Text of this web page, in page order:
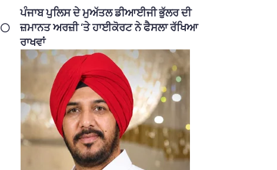
ਪੰਜਾਬ ਪੁਲਿਸ ਦੇ ਮੁਅੱਤਲ ਡੀਆਈਜੀ ਭੁੱਲਰ ਦੀ
ਜ਼ਮਾਨਤ ਅਰਜ਼ੀ ‘ਤੇ ਹਾਈਕੋਰਟ ਨੇ ਫੈਸਲਾ ਰੱਖਿਆ
ਰਾਖਵਾਂ